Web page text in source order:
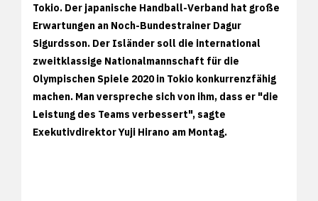
Tokio. Der japanische Handball-Verband hat große
Erwartungen an Noch-Bundestrainer Dagur
Sigurdsson. Der Isländer soll die international
zweitklassige Nationalmannschaft für die
Olympischen Spiele 2020 in Tokio konkurrenzfähig
machen. Man verspreche sich von ihm, dass er "die
Leistung des Teams verbessert", sagte
Exekutivdirektor Yuji Hirano am Montag.